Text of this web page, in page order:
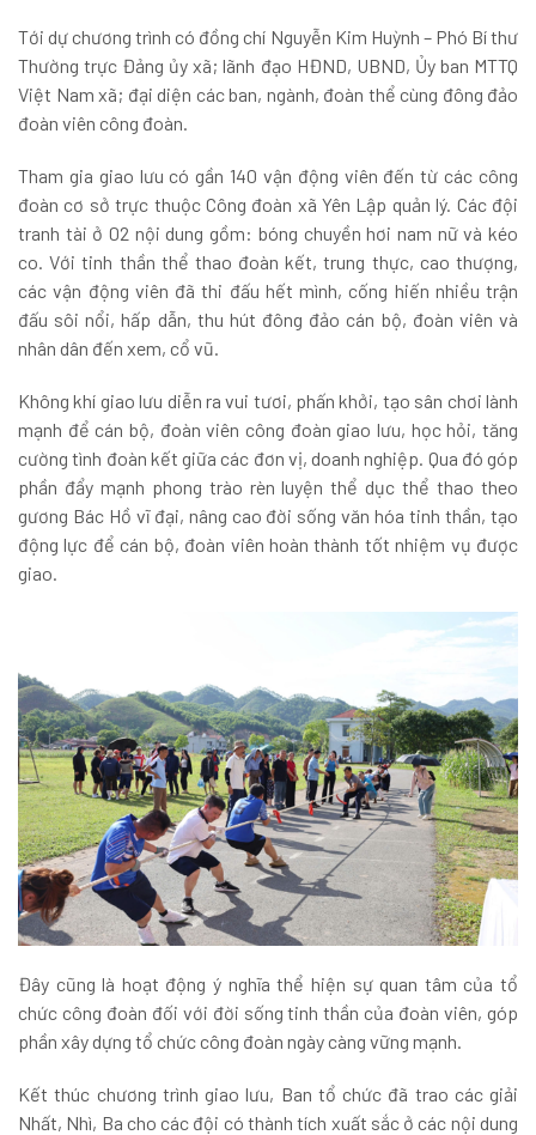
Tới dự chương trình có đồng chí Nguyễn Kim Huỳnh – Phó Bí thư
Thường trực Đảng ủy xã; lãnh đạo HĐND, UBND, Ủy ban MTTQ
Việt Nam xã; đại diện các ban, ngành, đoàn thể cùng đông đảo
đoàn viên công đoàn.
Tham gia giao lưu có gần 140 vận động viên đến từ các công
đoàn cơ sở trực thuộc Công đoàn xã Yên Lập quản lý. Các đội
tranh tài ở 02 nội dung gồm: bóng chuyền hơi nam nữ và kéo
co. Với tinh thần thể thao đoàn kết, trung thực, cao thượng,
các vận động viên đã thi đấu hết mình, cống hiến nhiều trận
đấu sôi nổi, hấp dẫn, thu hút đông đảo cán bộ, đoàn viên và
nhân dân đến xem, cổ vũ.
Không khí giao lưu diễn ra vui tươi, phấn khởi, tạo sân chơi lành
mạnh để cán bộ, đoàn viên công đoàn giao lưu, học hỏi, tăng
cường tình đoàn kết giữa các đơn vị, doanh nghiệp. Qua đó góp
phần đẩy mạnh phong trào rèn luyện thể dục thể thao theo
gương Bác Hồ vĩ đại, nâng cao đời sống văn hóa tinh thần, tạo
động lực để cán bộ, đoàn viên hoàn thành tốt nhiệm vụ được
giao.
Đây cũng là hoạt động ý nghĩa thể hiện sự quan tâm của tổ
chức công đoàn đối với đời sống tinh thần của đoàn viên, góp
phần xây dựng tổ chức công đoàn ngày càng vững mạnh.
Kết thúc chương trình giao lưu, Ban tổ chức đã trao các giải
Nhất, Nhì, Ba cho các đội có thành tích xuất sắc ở các nội dung